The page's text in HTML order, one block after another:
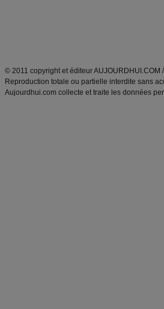
© 2011 copyright et éditeur AUJOURDHUI.COM
Reproduction totale ou partielle interdite sans
Aujourdhui.com collecte et traite les données